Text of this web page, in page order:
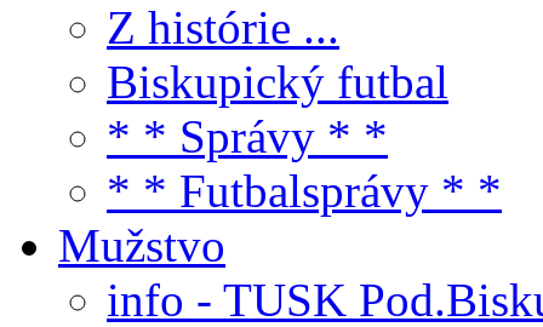
Z histórie ...
Biskupický futbal
* * Správy * *
* * Futbalsprávy * *
Mužstvo
info - TUSK